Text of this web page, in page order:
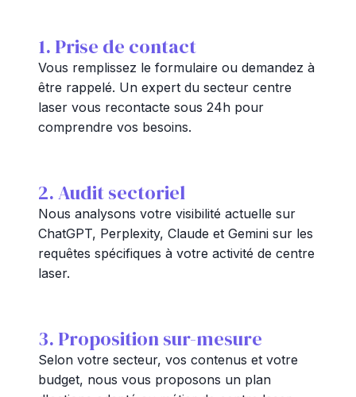
1. Prise de contact
Vous remplissez le formulaire ou demandez à
être rappelé. Un expert du secteur centre
laser vous recontacte sous 24h pour
comprendre vos besoins.
2. Audit sectoriel
Nous analysons votre visibilité actuelle sur
ChatGPT, Perplexity, Claude et Gemini sur les
requêtes spécifiques à votre activité de centre
laser.
3. Proposition sur-mesure
Selon votre secteur, vos contenus et votre
budget, nous vous proposons un plan